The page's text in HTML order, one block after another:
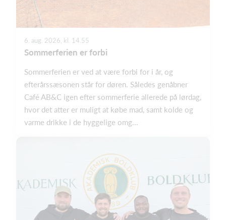
6. aug. 2026, kl. 14.55
Sommerferien er forbi
Sommerferien er ved at være forbi for i år, og
efterårssæsonen står for døren. Således genåbner
Café AB&C igen efter sommerferie allerede på lørdag,
hvor det atter er muligt at købe mad, samt kolde og
varme drikke i de hyggelige omg...